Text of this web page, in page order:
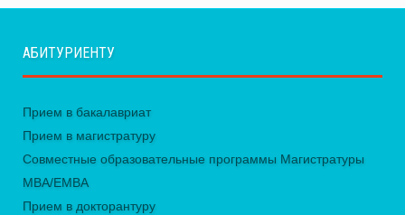
АБИТУРИЕНТУ
Прием в бакалавриат
Прием в магистратуру
Совместные образовательные программы Магистратуры
MBA/EMBA
Прием в докторантуру